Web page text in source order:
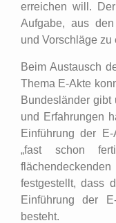
erreichen will.
Aufgabe, aus
und Vorschläge zu
Beim Austausch
Thema E-Akte
Bundesländer
und Erfahrungen
Einführung der
„fast schon
festgestellt, dass
Einführung der
besteht.